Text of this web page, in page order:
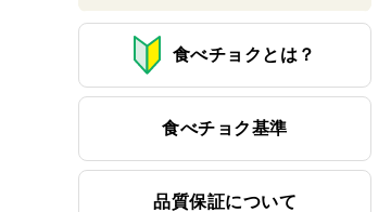
食べチョクとは？
食べチョク基準
品質保証について